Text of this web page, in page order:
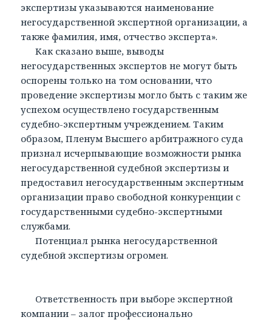
экспертизы указываются наименование
негосударственной экспертной организации, а
также фамилия, имя, отчество эксперта».
Как сказано выше, выводы
негосударственных экспертов не могут быть
оспорены только на том основании, что
проведение экспертизы могло быть с таким же
успехом осуществлено государственным
судебно-экспертным учреждением. Таким
образом, Пленум Высшего арбитражного суда
признал исчерпывающие возможности рынка
негосударственной судебной экспертизы и
предоставил негосударственным экспертным
организации право свободной конкуренции с
государственными судебно-экспертными
службами.
Потенциал рынка негосударственной
судебной экспертизы огромен.
Ответственность при выборе экспертной
компании – залог профессионально